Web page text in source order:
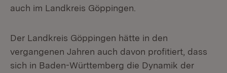
auch im Landkreis Göppingen.
Der Landkreis Göppingen hätte in den
vergangenen Jahren auch davon profitiert, dass
sich in Baden-Württemberg die Dynamik der